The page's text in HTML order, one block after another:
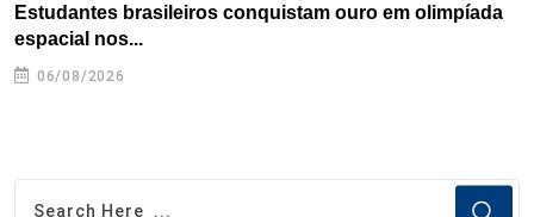
Estudantes brasileiros conquistam ouro em olimpíada
espacial nos...
06/08/2026